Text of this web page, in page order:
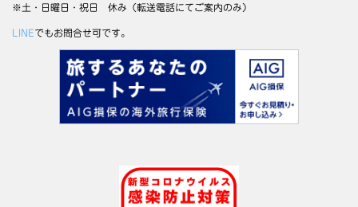
※土・日曜日・祝日 休み（転送電話にてご案内のみ）
LINEでもお問合せ可です。